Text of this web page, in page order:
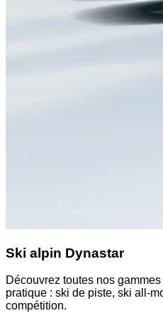
Ski alpin Dynastar
Découvrez toutes nos
pratique : ski de piste, ski all-
compétition.